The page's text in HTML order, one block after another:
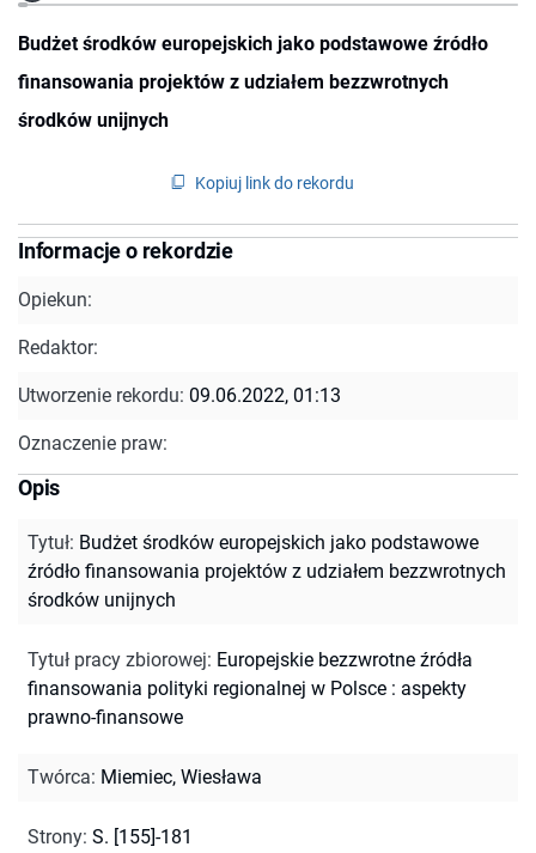
Budżet środków europejskich jako podstawowe źródło
finansowania projektów z udziałem bezzwrotnych
środków unijnych
Kopiuj link do rekordu
Informacje o rekordzie
Opiekun:
Redaktor:
Utworzenie rekordu: 09.06.2022, 01:13
Oznaczenie praw:
Opis
Tytuł: Budżet środków europejskich jako podstawowe
źródło finansowania projektów z udziałem bezzwrotnych
środków unijnych
Tytuł pracy zbiorowej: Europejskie bezzwrotne źródła
finansowania polityki regionalnej w Polsce : aspekty
prawno-finansowe
Twórca: Miemiec, Wiesława
Strony: S. [155]-181